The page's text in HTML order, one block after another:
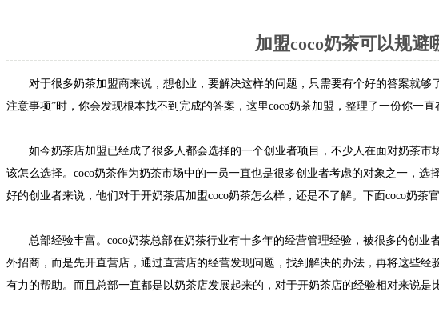
加盟coco奶茶可以规避
对于很多奶茶加盟商来说，想创业，要解决这样的问题，只需要有个好的答案就够
注意事项”时，你会发现根本找不到完成的答案，这里coco奶茶加盟，整理了一份你一直
如今奶茶店加盟已经成了很多人都会选择的一个创业者项目，不少人在面对奶茶市
该怎么选择。coco奶茶作为奶茶市场中的一员一直也是很多创业者考虑的对象之一，选
好的创业者来说，他们对于开奶茶店加盟coco奶茶怎么样，还是不了解。下面coco奶茶
总部经验丰富。coco奶茶总部在奶茶行业有十多年的经营管理经验，被很多的创业
外招商，而是先开直营店，通过直营店的经营发现问题，找到解决的办法，再将这些
有力的帮助。而且总部一直都是以奶茶店发展起来的，对于开奶茶店的经验相对来说是